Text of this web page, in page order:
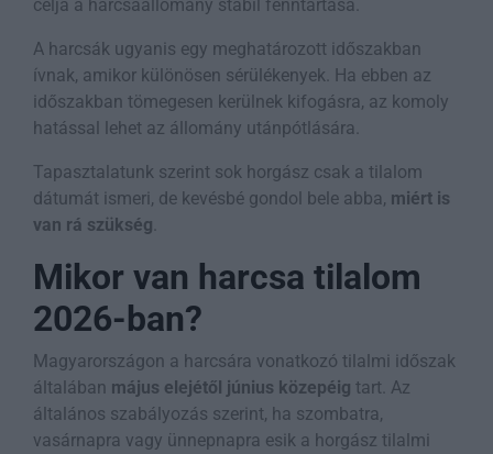
célja a harcsaállomány stabil fenntartása.
A harcsák ugyanis egy meghatározott időszakban
ívnak, amikor különösen sérülékenyek. Ha ebben az
időszakban tömegesen kerülnek kifogásra, az komoly
hatással lehet az állomány utánpótlására.
Tapasztalatunk szerint sok horgász csak a tilalom
dátumát ismeri, de kevésbé gondol bele abba, miért is
van rá szükség
Mikor van harcsa tilalom
2026-ban?
Magyarországon a harcsára vonatkozó tilalmi időszak
általában május elejétől június közepéig tart. Az
általános szabályozás szerint, ha szombatra,
vasárnapra vagy ünnepnapra esik a horgász tilalmi